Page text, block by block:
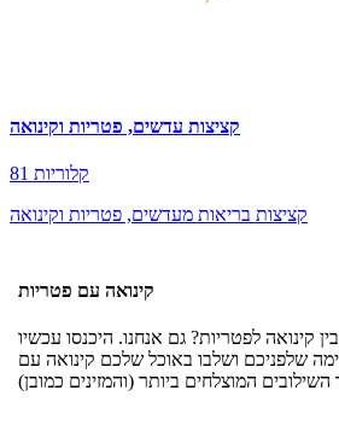
קציצות עדשים, פטריות וקינואה
81 קלוריות
קציצות בריאות מעדשים, פטריות וקינואה
קינואה עם פטריות
קינואה לפטריות? גם אנחנו. היכנסו עכשיו
שלפניכם ושלבו באוכל שלכם קינואה עם